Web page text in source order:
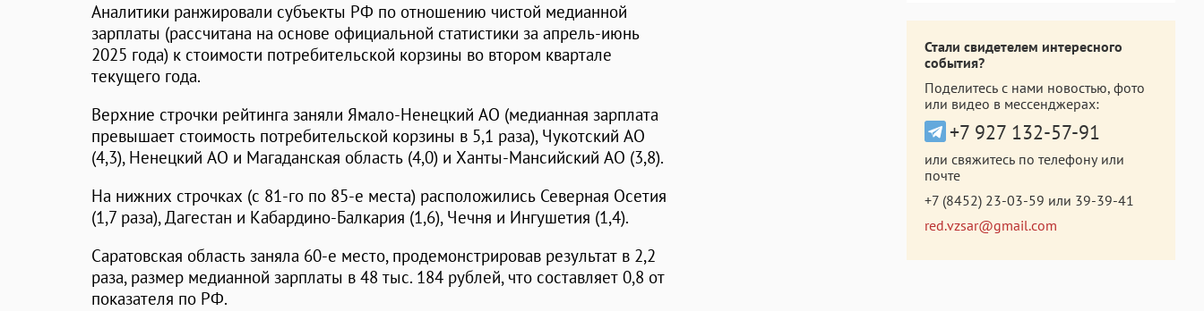
Аналитики ранжировали субъекты РФ по отношению чистой медианной
зарплаты (рассчитана на основе официальной статистики за апрель-июнь
2025 года) к стоимости потребительской корзины во втором квартале
текущего года.
Верхние строчки рейтинга заняли Ямало-Ненецкий АО (медианная зарплата
превышает стоимость потребительской корзины в 5,1 раза), Чукотский АО
(4,3), Ненецкий АО и Магаданская область (4,0) и Ханты-Мансийский АО (3,8).
На нижних строчках (с 81-го по 85-е места) расположились Северная Осетия
(1,7 раза), Дагестан и Кабардино-Балкария (1,6), Чечня и Ингушетия (1,4).
Саратовская область заняла 60-е место, продемонстрировав результат в 2,2
раза, размер медианной зарплаты в 48 тыс. 184 рублей, что составляет 0,8 от
показателя по РФ.
Стали свидетелем интересного
события?
Поделитесь с нами новостью, фото
или видео в мессенджерах:
+7 927 132-57-91
или свяжитесь по телефону или
почте
+7 (8452) 23-03-59 или 39-39-41
red.vzsar@gmail.com